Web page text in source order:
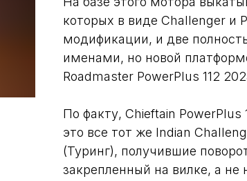
которых в виде Challenger и
модификации, и две
именами, но новой
Roadmaster PowerPlus 112
По факту, Chieftain PowerPlus
это все тот же Indian
(Туринг), получившие
закрепленный на вилке, а не